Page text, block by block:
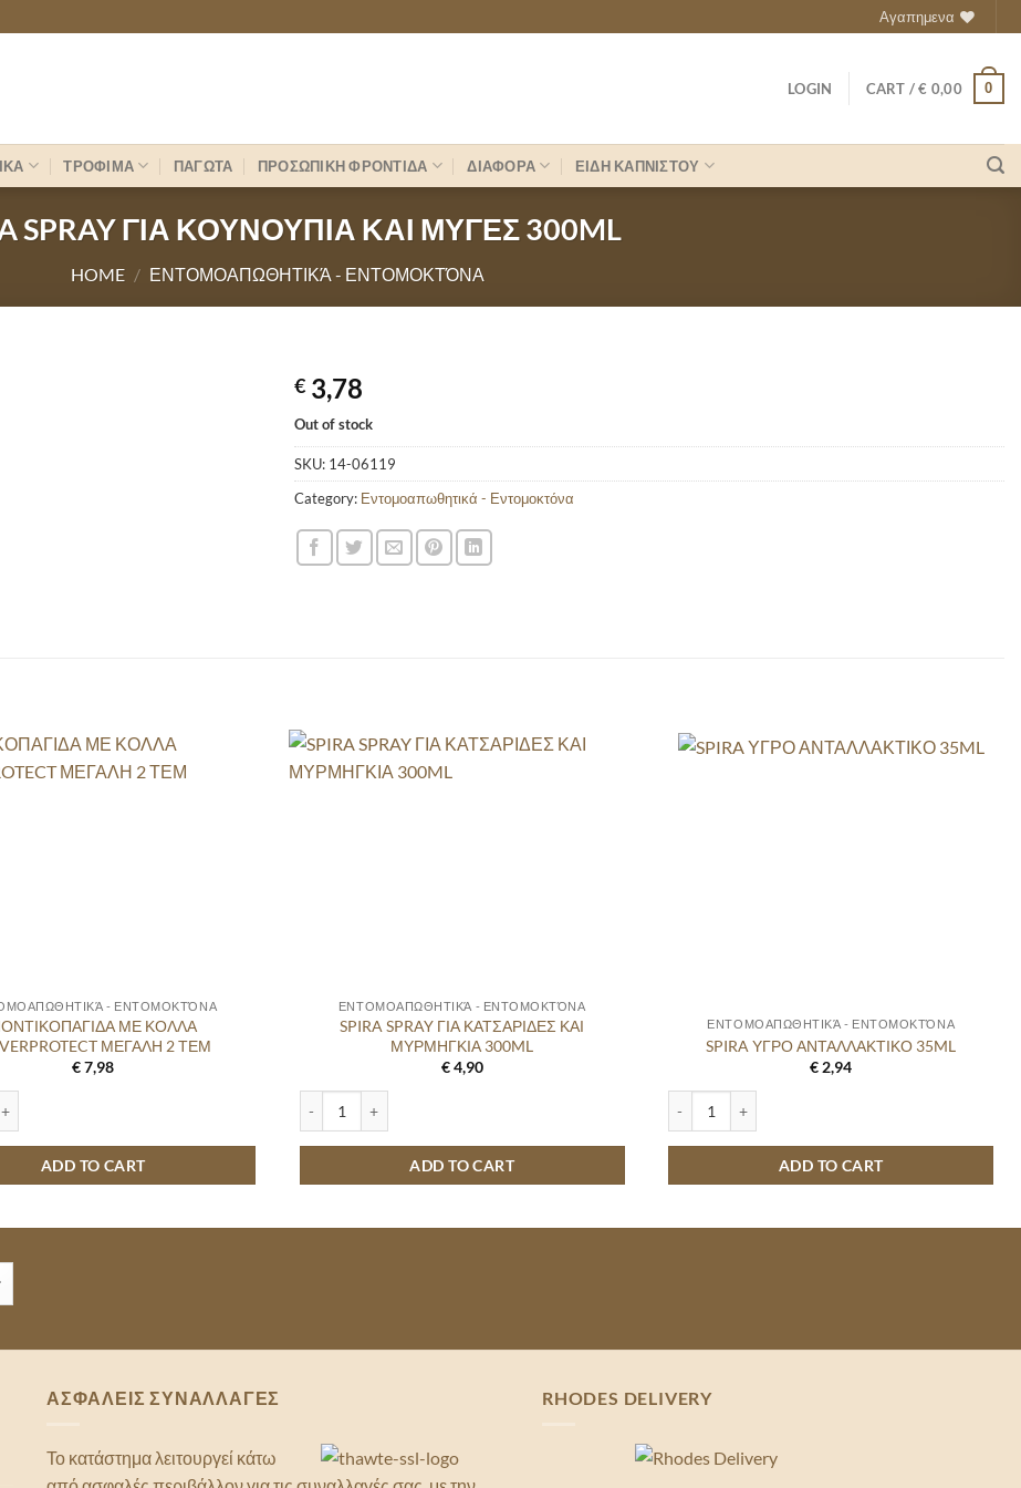
Αγαπημενα
LOGIN CART /€ 0,00 0
ΤΡΟΦΙΜΑ ΠΑΓΩΤΑ ΠΡΟΣΩΠΙΚΗ ΦΡΟΝΤΙΔΑ ΔΙΑΦΟΡΑ ΕΙΔΗ ΚΑΠΝΙΣΤΟΥ
SPRAY ΓΙΑ ΚΟΥΝΟΥΠΙΑ ΚΑΙ ΜΥΓΕΣ 300ML
HOME / ΕΝΤΟΜΟΑΠΩΘΗΤΙΚΆ - ΕΝΤΟΜΟΚΤΌΝΑ
€ 3,78
Out of stock
SKU: 14-06119
Category: Εντομοαπωθητικά - Εντομοκτόνα
- ΕΝΤΟΜΟΚΤΌΝΑ
ΜΕ ΚΟΛΛΑ
ΜΕΓΑΛΗ 2 ΤΕΜ
€7,98
ADD TO CART
ΕΝΤΟΜΟΑΠΩΘΗΤΙΚΆ - ΕΝΤΟΜΟΚΤΌΝΑ
SPIRA SPRAY ΓΙΑ ΚΑΤΣΑΡΙΔΕΣ ΚΑΙ
ΜΥΡΜΗΓΚΙΑ 300ML
€4,90
ADD TO CART
ΕΝΤΟΜΟΑΠΩΘΗΤΙΚΆ - ΕΝΤΟΜΟΚΤΌΝΑ
SPIRA ΥΓΡΟ ΑΝΤΑΛΛΑΚΤΙΚΟ 35ML
€ 2,94
ADD TO CART
ΑΣΦΑΛΕΙΣ ΣΥΝΑΛΛΑΓΕΣ
Το κατάστημα λειτουργεί κάτω
RHODES DELIVERY